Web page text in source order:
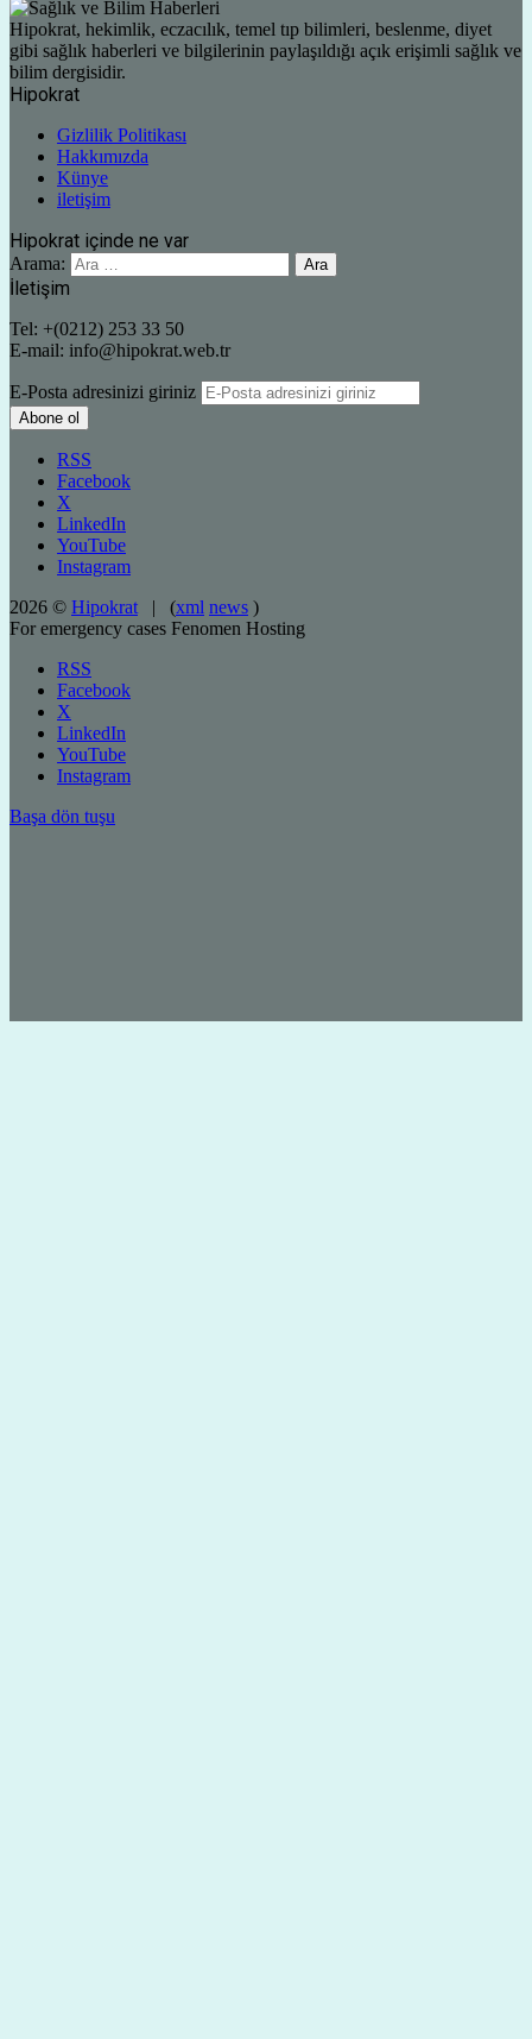
Hipokrat, hekimlik, eczacılık, temel tıp bilimleri, beslenme, diyet
gibi sağlık haberleri ve bilgilerinin paylaşıldığı açık erişimli sağlık ve
bilim dergisidir.
Hipokrat
Gizlilik Politikası
Hakkımızda
Künye
iletişim
Hipokrat içinde ne var
Arama:
İletişim
Tel: +(0212) 253 33 50
E-mail: info@hipokrat.web.tr
E-Posta adresinizi giriniz
RSS
Facebook
X
LinkedIn
YouTube
Instagram
2026 © Hipokrat | (xml news )
For emergency cases Fenomen Hosting
RSS
Facebook
X
LinkedIn
YouTube
Instagram
Başa dön tuşu